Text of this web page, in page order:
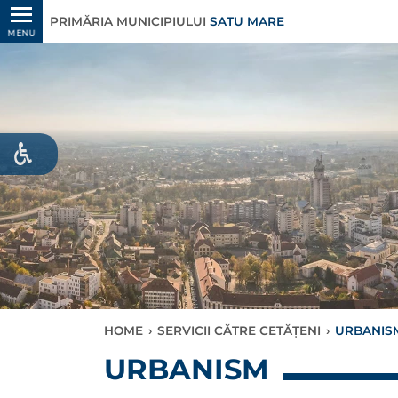
MENU
PRIMĂRIA MUNICIPIULUI SATU MARE
HOME › SERVICII CĂTRE CETĂȚENI ›
URBANISM